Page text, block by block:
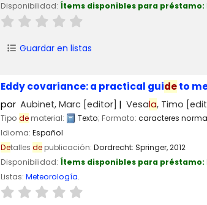
Disponibilidad: Ítems disponibles para préstamo:
Guardar en listas
Eddy covariance: a practical guideto
por Aubinet, Marc [editor] Vesala, Timo
Tipo dematerial: Texto; Formato: caracteres
Idioma: Español
Detalles depublicación: Dordrecht: Springer,2012
Disponibilidad: Ítems disponibles para préstamo:
Listas: Meteorología.